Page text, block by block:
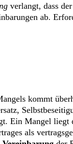
verlangt, dass
ab.
kommt
Ein Mangel liegt
als